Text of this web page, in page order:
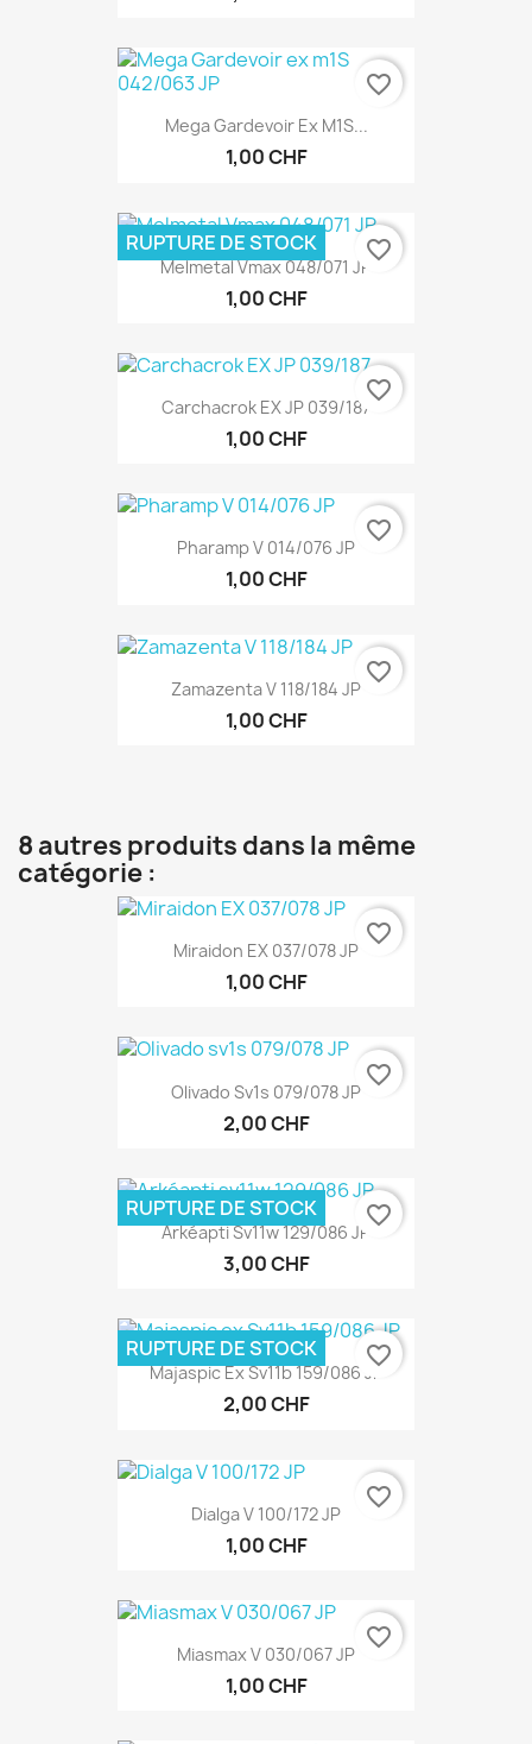
Mega Gardevoir Ex M1S...
1,00 CHF
favorite_border
Melmetal Vmax 048/071 JP
1,00 CHF
RUPTURE DE STOCK favorite_border
Carchacrok EX JP 039/187
1,00 CHF
favorite_border
Pharamp V 014/076 JP
1,00 CHF
favorite_border
Zamazenta V 118/184 JP
1,00 CHF
favorite_border
8 autres produits dans la même
catégorie :
Miraidon EX 037/078 JP
1,00 CHF
favorite_border
Olivado Sv1s 079/078 JP
2,00 CHF
favorite_border
Arkéapti Sv11w 129/086 JP
3,00 CHF
RUPTURE DE STOCK favorite_border
Majaspic Ex Sv11b 159/086 JP
2,00 CHF
RUPTURE DE STOCK favorite_border
Dialga V 100/172 JP
1,00 CHF
favorite_border
Miasmax V 030/067 JP
1,00 CHF
favorite_border